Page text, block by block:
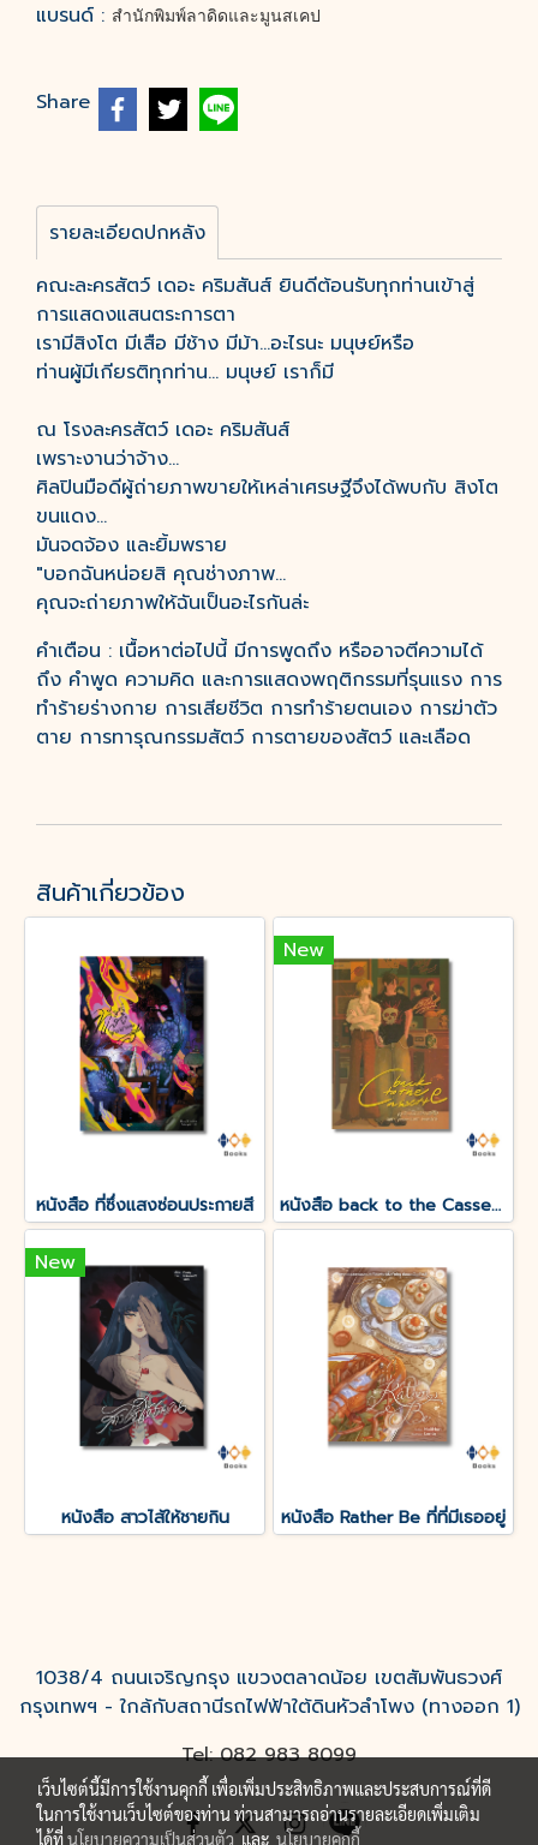
แบรนด์ : สำนักพิมพ์ลาดิดและมูนสเคป
Share
รายละเอียดปกหลัง
คณะละครสัตว์ เดอะ คริมสันส์ ยินดีต้อนรับทุกท่านเข้าสู่
การแสดงแสนตระการตา
เรามีสิงโต มีเสือ มีช้าง มีม้า...อะไรนะ มนุษย์หรือ
ท่านผู้มีเกียรติทุกท่าน... มนุษย์ เราก็มี
ณ โรงละครสัตว์ เดอะ คริมสันส์
เพราะงานว่าจ้าง...
ศิลปินมือดีผู้ถ่ายภาพขายให้เหล่าเศรษฐีจึงได้พบกับ สิงโต
ขนแดง...
มันจดจ้อง และยิ้มพราย
"บอกฉันหน่อยสิ คุณช่างภาพ...
คุณจะถ่ายภาพให้ฉันเป็นอะไรกันล่ะ
คำเตือน : เนื้อหาต่อไปนี้ มีการพูดถึง หรืออาจตีความได้
ถึง คำพูด ความคิด และการแสดงพฤติกรรมที่รุนแรง การ
ทำร้ายร่างกาย การเสียชีวิต การทำร้ายตนเอง การฆ่าตัว
ตาย การทารุณกรรมสัตว์ การตายของสัตว์ และเลือด
สินค้าเกี่ยวข้อง
หนังสือ ที่ซึ่งแสงซ่อนประกายสี
New
หนังสือ back to the Cassette ตลับนี้ของเธอ
New
หนังสือ สาวไส้ให้ชายกิน หนังสือ Rather Be ที่ที่มีเธออยู่
1038/4 ถนนเจริญกรุง แขวงตลาดน้อย เขตสัมพันธวงศ์
กรุงเทพฯ - ใกล้กับสถานีรถไฟฟ้าใต้ดินหัวลำโพง (ทางออก 1)
Tel: 082 983 8099
เว็บไซต์นี้มีการใช้งานคุกกี้ เพื่อเพิ่มประสิทธิภาพและประสบการณ์ที่ดี
ในการใช้งานเว็บไซต์ของท่าน ท่านสามารถอ่านรายละเอียดเพิ่มเติม
ได้ที่นโยบายความเป็นส่วนตัวและ นโยบายคุกกี้